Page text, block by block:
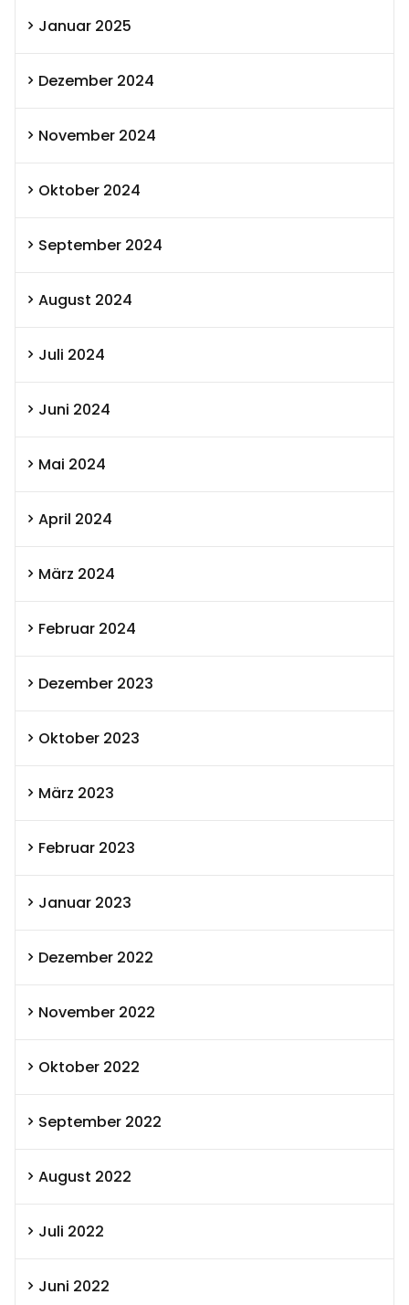
Januar 2025
Dezember 2024
November 2024
Oktober 2024
September 2024
August 2024
Juli 2024
Juni 2024
Mai 2024
April 2024
März 2024
Februar 2024
Dezember 2023
Oktober 2023
März 2023
Februar 2023
Januar 2023
Dezember 2022
November 2022
Oktober 2022
September 2022
August 2022
Juli 2022
Juni 2022